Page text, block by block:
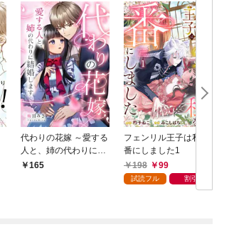
代わりの花嫁 ～愛する
人と、姉の代わりに結
婚します～ 1
165
フェンリル王子は私を
番にしました1
198
99
試読フル 割引